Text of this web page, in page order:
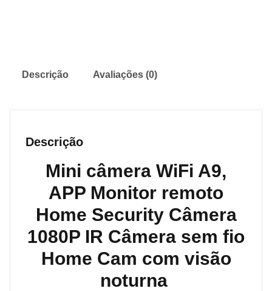
Descrição Avaliações (0)
Descrição
Mini câmera WiFi A9,
APP Monitor remoto
Home Security Câmera
1080P IR Câmera sem fio
Home Cam com visão
noturna